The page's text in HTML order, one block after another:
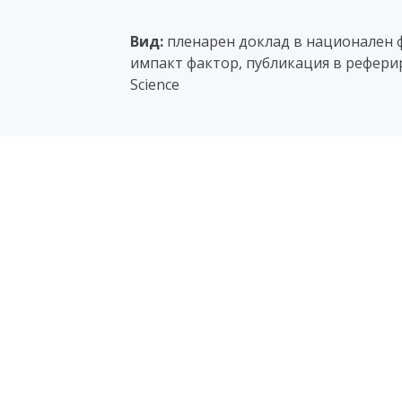
Вид: пленарен доклад в национален
импакт фактор, публикация в
Science